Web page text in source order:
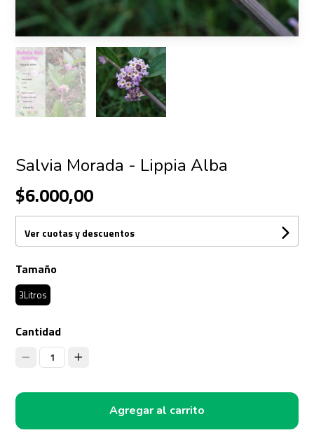
Salvia Morada - Lippia Alba
$6.000,00
Ver cuotas y descuentos
Tamaño
3Litros
Cantidad
1
Agregar al carrito